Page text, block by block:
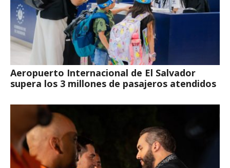
Aeropuerto Internacional de El Salvador
supera los 3 millones de pasajeros atendidos